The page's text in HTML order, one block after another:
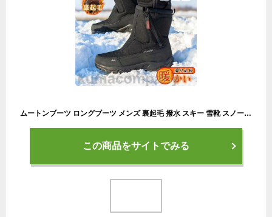
ムートンブーツ ロングブーツ メンズ 裏起毛 撥水 スキー 雪靴 スノーブーツ アウトドア カジュアル 滑り止め 暖かい 冬物 ハイカット プレゼント
この商品をサイトでみる